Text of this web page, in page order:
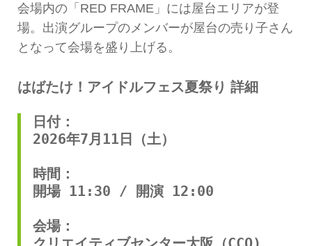
会場内の「RED FRAME」には屋台エリアが登
場。出演グループのメンバーが屋台の売り子さん
となって会場を盛り上げる。
はばたけ！アイドルフェス夏祭り 詳細
日付：
2026年7月11日（土）
時間：
開場 11:30 / 開演 12:00
会場：